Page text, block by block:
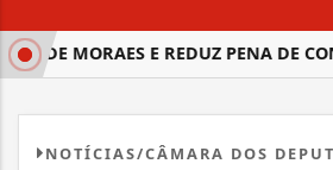
DE MORAES E REDUZ PENA DE
NOTÍCIAS/CÂMARA DOS